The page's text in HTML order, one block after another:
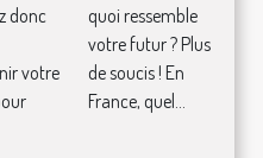
donc
votre
quoi ressemble
votre futur ? Plus
de soucis ! En
France, quel...